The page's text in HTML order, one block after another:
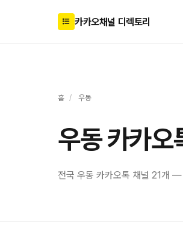
카카오채널 디렉토리
홈 / 우동
우동 카카오
전국 우동 카카오톡 채널 21개 —